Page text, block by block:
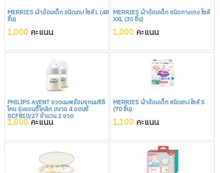
MERRIES ผ้าอ้อมเด็ก ชนิดเทป ไซส์ L (48
ชิ้น)
1,000 คะแนน
MERRIES ผ้าอ้อมเด็ก ชนิดกางเกง ไซส์
XXL (30 ชิ้น)
1,000 คะแนน
PHILIPS AVENT ขวดนมพร้อมจุกนมซิลิ
โคน รุ่นแอนตี้โคลิค ขนาด 4 ออนซ์
SCF810/27 จำนวน 2 ขวด
1,000 คะแนน
MERRIES ผ้าอ้อมเด็ก ชนิดเทป ไซส์ S
(70 ชิ้น)
1,100 คะแนน